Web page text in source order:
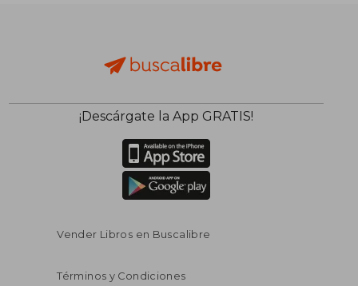
$ 144.12 45%
¡Descárgate la App GRATIS!
Vender Libros en Buscalibre
Términos y Condiciones